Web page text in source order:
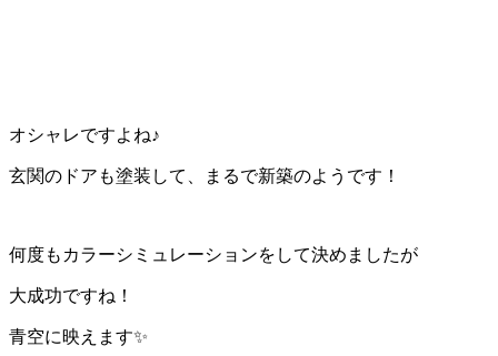
オシャレですよね♪
玄関のドアも塗装して、まるで新築のようです！
何度もカラーシミュレーションをして決めましたが
大成功ですね！
青空に映えます✨